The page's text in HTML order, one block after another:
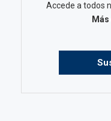
Accede a todos